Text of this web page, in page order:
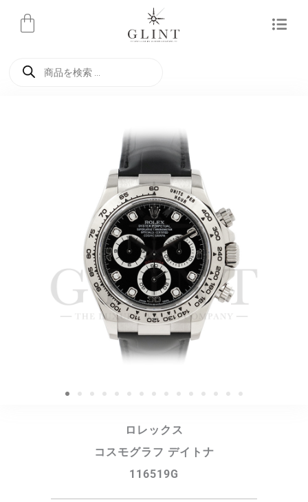
ロレックス
コスモグラフ デイトナ
116519G